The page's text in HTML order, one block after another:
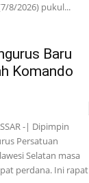
8/2026) pukul...
Baru
Komando
-| Dipimpin
Persatuan
Selatan masa
perdana. Ini rapat